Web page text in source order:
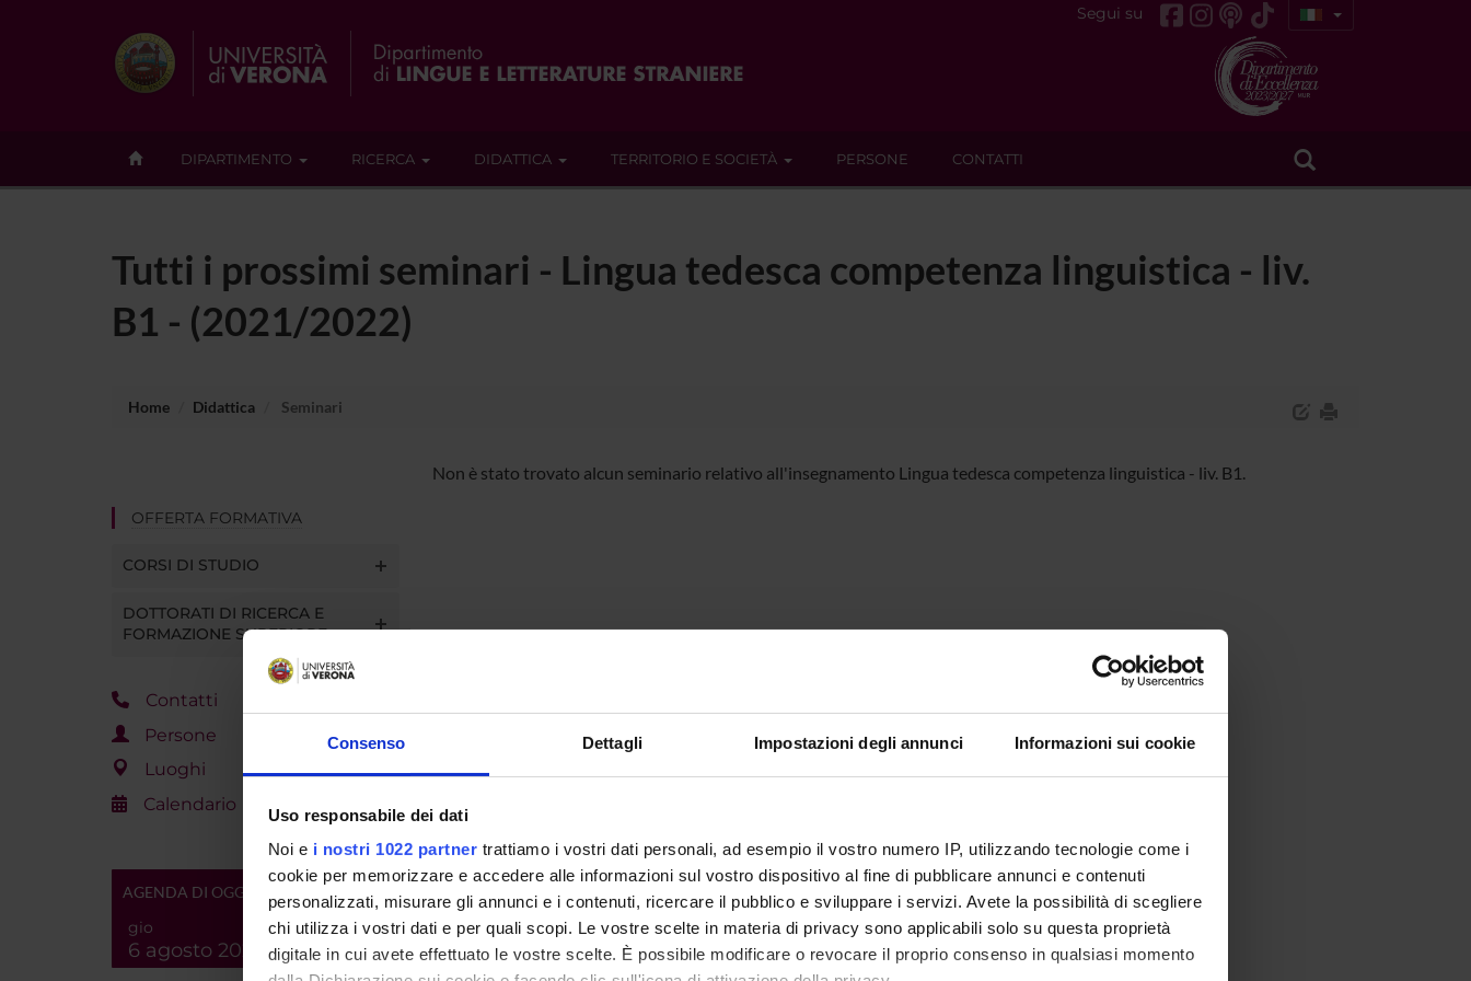
Consenso Dettagli Impostazioni degli annunci Informazioni sui cookie
Uso responsabile dei dati
Noi e i nostri 1022 partner trattiamo i vostri dati personali, ad esempio il vostro numero IP, utilizzando tecnologie come i
cookie per memorizzare e accedere alle informazioni sul vostro dispositivo al fine di pubblicare annunci e contenuti
personalizzati, misurare gli annunci e i contenuti, ricercare il pubblico e sviluppare i servizi. Avete la possibilità di scegliere
chi utilizza i vostri dati e per quali scopi. Le vostre scelte in materia di privacy sono applicabili solo su questa proprietà
digitale in cui avete effettuato le vostre scelte. È possibile modificare o revocare il proprio consenso in qualsiasi momento
Segui su
DIPARTIMENTO RICERCA DIDATTICA TERRITORIO E SOCIETÀ PERSONE CONTATTI
Tutti i prossimi seminari - Lingua tedesca competenza linguistica - liv.
B1 - (2021/2022)
Home Didattica Seminari
OFFERTA FORMATIVA
CORSI DI STUDIO
DOTTORATI DI RICERCA E
FORMAZIONE SUPERIORE
Contatti
Persone
Luoghi
Calendario
AGENDA DI OGGI
gio
6 agosto 2026
Non è stato trovato alcun seminario relativo all'insegnamento Lingua tedesca competenza linguistica - liv. B1.